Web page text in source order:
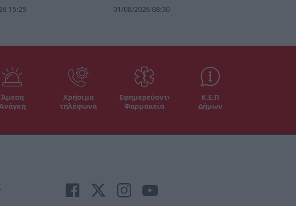
15:25 01/08/2026 08:30
Άμεση
Χρήσιμα
τηλέφωνα
Εφημερεύοντα
Φαρμακεία
Κ.Ε.Π
Δήμων